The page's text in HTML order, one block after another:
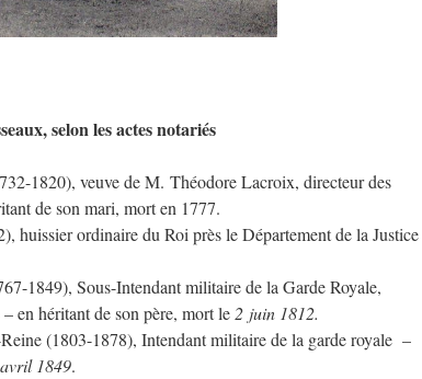
selon les actes notariés
1820), veuve de M. Théodore Lacroix, directeur des
de son mari, mort en 1777.
huissier ordinaire du Roi près le Département de la Justice
1849), Sous-Intendant militaire de la Garde Royale,
en héritant de son père, mort le 2 juin 1812.
(1803-1878), Intendant militaire de la garde royale –
1849.